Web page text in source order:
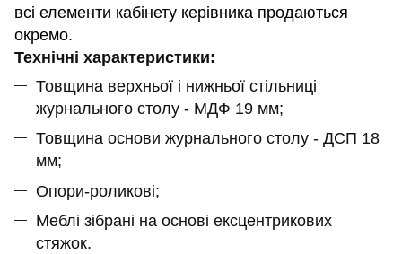
всі елементи кабінету керівника продаються
окремо.
Технічні характеристики:
Товщина верхньої і нижньої стільниці
журнального столу - МДФ 19 мм;
Товщина основи журнального столу - ДСП 18
мм;
Опори-роликові;
Меблі зібрані на основі ексцентрикових
стяжок.